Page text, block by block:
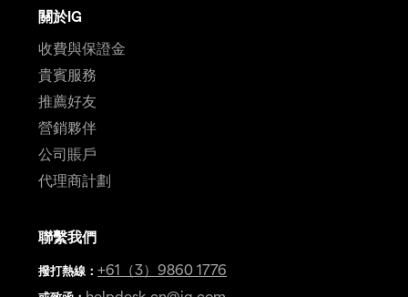
關於IG
收費與保證金
貴賓服務
推薦好友
營銷夥伴
公司賬戶
代理商計劃
聯繫我們
撥打熱線 ： +61（3）9860 1776